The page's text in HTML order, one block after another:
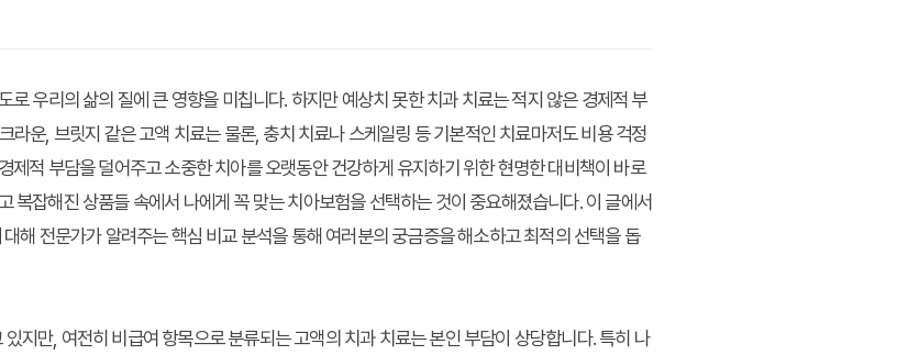
로 우리의 삶의 질에 큰 영향을 미칩니다. 하지만 예상치 못한 치과 치료는 적지 않은 경제적 부
라운, 브릿지 같은 고액 치료는 물론, 충치 치료나 스케일링 등 기본적인 치료마저도 비용 걱정
제적 부담을 덜어주고 소중한 치아를 오랫동안 건강하게 유지하기 위한 현명한 대비책이 바로
복잡해진 상품들 속에서 나에게 꼭 맞는 치아보험을 선택하는 것이 중요해졌습니다. 이 글에서
해 전문가가 알려주는 핵심 비교 분석을 통해 여러분의 궁금증을 해소하고 최적의 선택을 돕
지만, 여전히 비급여 항목으로 분류되는 고액의 치과 치료는 본인 부담이 상당합니다. 특히 나